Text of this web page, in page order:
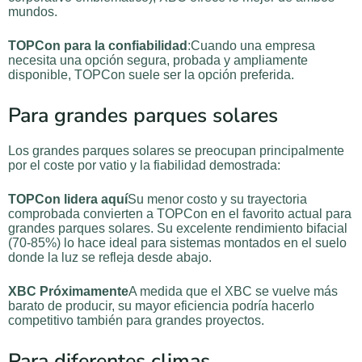
mundos.
TOPCon para la confiabilidad :Cuando una empresa
necesita una opción segura, probada y ampliamente
disponible, TOPCon suele ser la opción preferida.
Para grandes parques solares
Los grandes parques solares se preocupan principalmente
por el coste por vatio y la fiabilidad demostrada:
TOPCon lidera aquíSu menor costo y su trayectoria
comprobada convierten a TOPCon en el favorito actual para
grandes parques solares. Su excelente rendimiento bifacial
(70-85%) lo hace ideal para sistemas montados en el suelo
donde la luz se refleja desde abajo.
XBC PróximamenteA medida que el XBC se vuelve más
barato de producir, su mayor eficiencia podría hacerlo
competitivo también para grandes proyectos.